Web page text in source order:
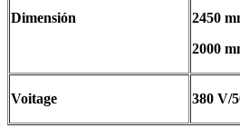
Dimensión
2450
2000
Voitage 380 V/